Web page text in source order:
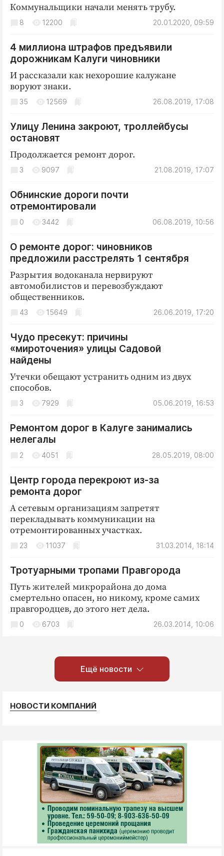
Коммунальщики начали менять трубу.
20.01.2020, 09:59
8 12200
4 миллиона штрафов предъявили
дорожникам Калуги чиновники
И рассказали как нехорошие калужане
воруют знаки.
26.08.2019, 17:08
35 12569
Улицу Ленина закроют, троллейбусы
остановят
Продолжается ремонт дорог.
21.08.2019, 17:07
3 9097
Обнинские дороги почти
отремонтировали
06.08.2019, 10:56
0 3442
О ремонте дорог: чиновников
предложили расстрелять 1 сентября
Разрытия водоканала нервируют
автомобилистов и перевозбуждают
общественников.
26.06.2019, 17:20
43 15649
Чудо пресекут: причины
«мироточения» улицы Садовой
найдены
Утечки обещают устранить одним из двух
способов.
05.06.2019, 16:53
3 7929
Ремонтом дорог в Калуге занимались
нелегалы
28.05.2019, 08:00
2 4051
Центр города перекроют из-за
ремонта дорог
А сетевым организациям запретят
перекладывать коммуникации на
отремонтированных участках.
31.03.2014, 18:14
23 11037
Тротуарными тропами Правгорода
Путь жителей микрорайона до дома
смертельно опасен, но никому, кроме самих
правгородцев, до этого нет дела.
26.03.2014, 10:06
0 6703
Ещё новости
НОВОСТИ КОМПАНИЙ